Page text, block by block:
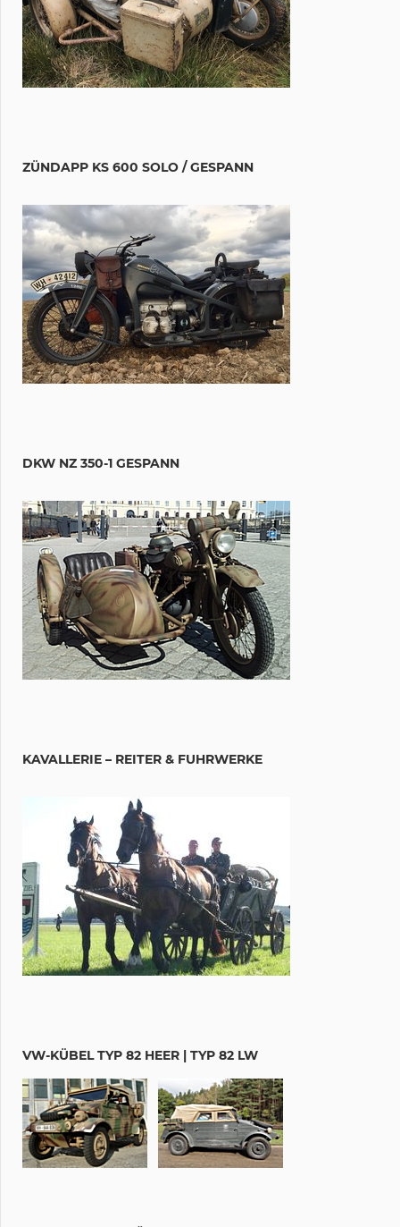
ZÜNDAPP KS 600 SOLO / GESPANN
DKW NZ 350-1 GESPANN
KAVALLERIE – REITER & FUHRWERKE
VW-KÜBEL TYP 82 HEER | TYP 82 LW